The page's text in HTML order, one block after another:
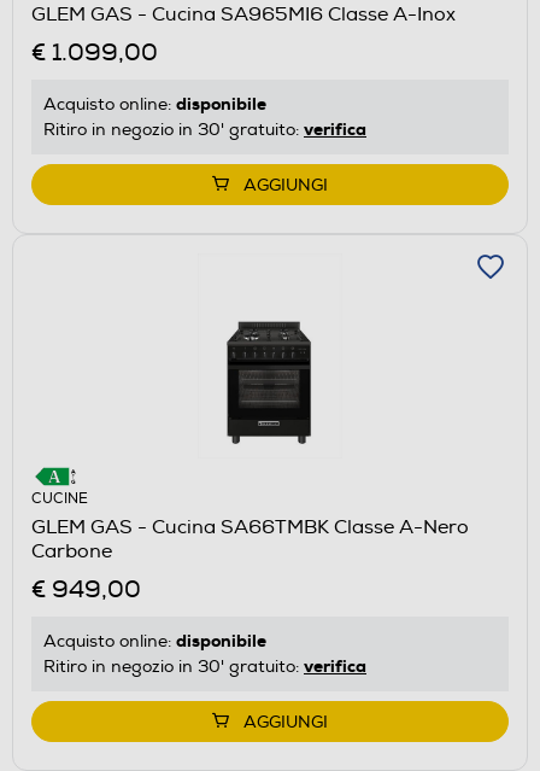
GLEM GAS - Cucina SA965MI6 Classe A-Inox
€ 1.099,00
Acquisto online: disponibile
Ritiro in negozio in 30' gratuito: verifica
AGGIUNGI
CUCINE
GLEM GAS - Cucina SA66TMBK Classe A-Nero
Carbone
€ 949,00
Acquisto online: disponibile
Ritiro in negozio in 30' gratuito: verifica
AGGIUNGI